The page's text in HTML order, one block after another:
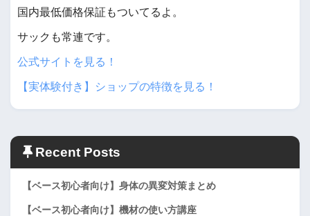
国内最低価格保証もついてるよ。
サックも常連です。
公式サイトを見る！
【実体験付き】ショップの特徴を見る！
Recent Posts
【ベース初心者向け】身体の異変対策まとめ
【ベース初心者向け】機材の使い方講座